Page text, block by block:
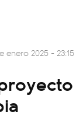
enero 2025 - 23:15